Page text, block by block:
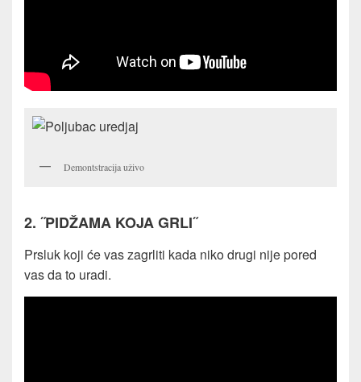
Demontstracija uživo
2. ˝PIDŽAMA KOJA GRLI˝
Prsluk koji će vas zagrliti kada niko drugi nije pored
vas da to uradi.